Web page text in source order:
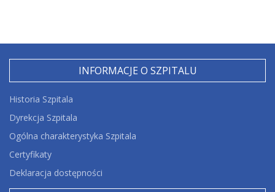
INFORMACJE O SZPITALU
Historia Szpitala
Dyrekcja Szpitala
Ogólna charakterystyka Szpitala
Certyfikaty
Deklaracja dostępności